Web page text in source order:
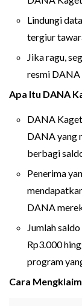
Lindungi
tergiur
Jika ragu,
resmi DANA
Apa Itu DANA
DANA
DANA yang
berbagi
Penerima
DANA
Jumlah
Rp3.000
program
Cara